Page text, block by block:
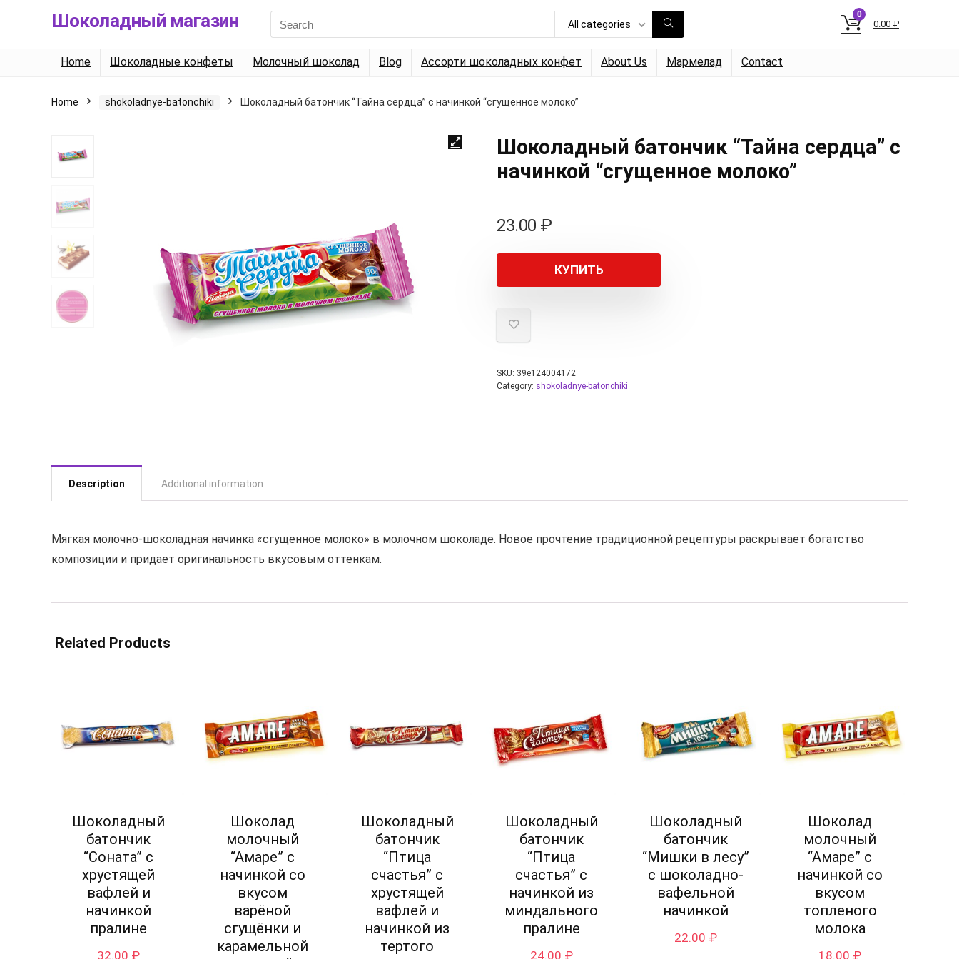
Шоколадный магазин
Search
for:
All categories
0
0.00 ₽
Home Шоколадные конфеты Молочный шоколад Blog Ассорти шоколадных конфет About Us Мармелад Contact
Home shokoladnye-batonchiki Шоколадный батончик “Тайна сердца” с начинкой “сгущенное молоко”
Шоколадный батончик “Тайна сердца” с
начинкой “сгущенное молоко”
23.00 ₽
КУПИТЬ
SKU: 39e124004172
Category: shokoladnye-batonchiki
Description Additional information
Мягкая молочно-шоколадная начинка «сгущенное молоко» в молочном шоколаде. Новое прочтение традиционной рецептуры раскрывает богатство
композиции и придает оригинальность вкусовым оттенкам.
Related Products
Шоколадный
батончик
“Соната” с
хрустящей
вафлей и
начинкой
пралине
32.00 ₽
Шоколад
молочный
“Амаре” с
начинкой со
вкусом
варёной
сгущёнки и
карамельной
Шоколадный
батончик
“Птица
счастья” с
хрустящей
вафлей и
начинкой из
тертого
Шоколадный
батончик
“Птица
счастья” с
начинкой из
миндального
пралине
24.00 ₽
Шоколадный
батончик
“Мишки в лесу”
с шоколадно-
вафельной
начинкой
22.00 ₽
Шоколад
молочный
“Амаре” с
начинкой со
вкусом
топленого
молока
18.00 ₽